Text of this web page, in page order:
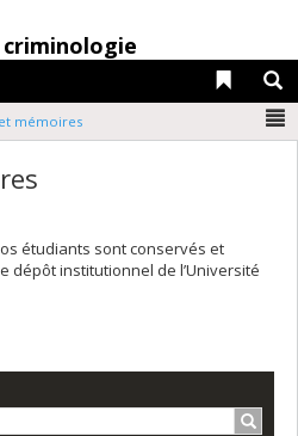
criminologie
Liens
mémoires
étudiants sont conservés et
dépôt institutionnel de l’Université